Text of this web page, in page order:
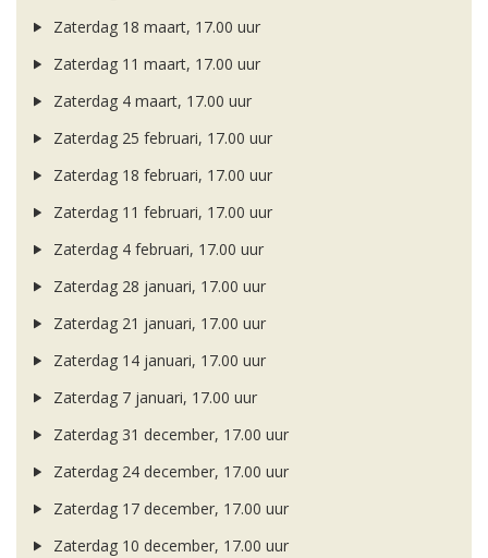
Zaterdag 18 maart, 17.00 uur
Zaterdag 11 maart, 17.00 uur
Zaterdag 4 maart, 17.00 uur
Zaterdag 25 februari, 17.00 uur
Zaterdag 18 februari, 17.00 uur
Zaterdag 11 februari, 17.00 uur
Zaterdag 4 februari, 17.00 uur
Zaterdag 28 januari, 17.00 uur
Zaterdag 21 januari, 17.00 uur
Zaterdag 14 januari, 17.00 uur
Zaterdag 7 januari, 17.00 uur
Zaterdag 31 december, 17.00 uur
Zaterdag 24 december, 17.00 uur
Zaterdag 17 december, 17.00 uur
Zaterdag 10 december, 17.00 uur